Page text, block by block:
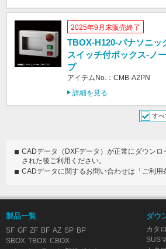
2025年9月末販売終了
TBOX-H120-パナソニッ
スイッチ付ボックス-ノ
プ
アイテムNo.：CMB-A2PN
詳細を見る
すべ
CADデータ（DXFデータ）が正常にダウン
された後ご利用ください。
CADデータに関するお問い合わせは「ご利用
製品一覧
SF GF ZF BF AZ SP BP
SBOX TBOX CBOX
ダウ
カタ
SUS